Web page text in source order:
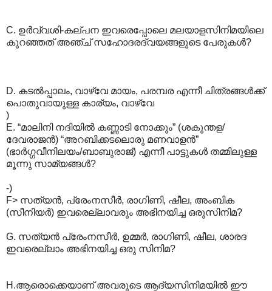
C. ഉര്‍വ്വശി-കല്പന ഇവരെപ്പോലെ മലയാളസിനിമയിലെ
കുറഞ്ഞത് അഞ്ച് സഹോദരദ്വയങ്ങളുടെ പേരുകള്‍?
D. കടല്‍പ്പാലം, വാഴ്വേ മായം, പരമ്പര എന്നീ ചിത്രങ്ങള്‍ക്ക്
പൊതുവായുള്ള കാര്യം, വാഴ്വേ
)
E. “മാലിനി നദിയില്‍ കണ്ണാടി നോക്കും” (ശകുന്തള/
ദേവരാജന്‍) “അറബിക്കടലൊരു മണവാളന്‍”
(ഭാര്‍ഗ്ഗവീനിലയം/ബാബുരാജ്) എന്നീ പാട്ടുകള്‍‍ തമ്മിലുള്ള
മൂന്നു സാമ്യങ്ങള്‍?
-)
F> സത്യന്‍, പ്രേംനസീര്‍, രാഗിണി, ഷീല, അംബിക
(സീനിയര്‍) ഇവരെല്ലാവരും അഭിനയിച്ച ഒരുസിനിമ?
G. സത്യന്‍ പ്രേംനസീര്‍, ഉമ്മര്‍, രാഗിണി, ഷീല, ശാരദ
ഇവരെല്ലാം അഭിനയിച്ച ഒരു സിനിമ?
H.ആരൊക്കെയാണ് അവരുടെ ആദ്യസിനിമയില്‍ ഈ